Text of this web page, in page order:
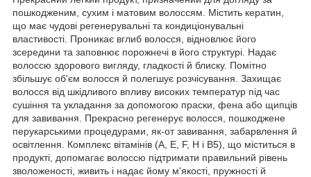
пошкодженим, сухим і матовим волоссям. Містить кератин,
що має чудові регенерувальні та кондиціонувальні
властивості. Проникає вглиб волосся, відновлює його
зсередини та заповнює порожнечі в його структурі. Надає
волоссю здорового вигляду, гладкості й блиску. Помітно
збільшує об'єм волосся й полегшує розчісування. Захищає
волосся від шкідливого впливу високих температур під час
сушіння та укладання за допомогою праски, фена або щипців
для завивання. Прекрасно регенерує волосся, пошкоджене
перукарськими процедурами, як-от завивання, забарвлення й
освітлення. Комплекс вітамінів (A, E, F, H і B5), що міститься в
продукті, допомагає волоссю підтримати правильний рівень
зволоженості, живить і надає йому м'якості, пружності й